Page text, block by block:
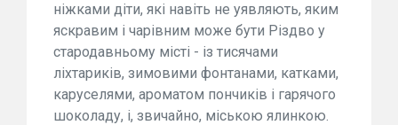
ніжками діти, які навіть не уявляють, яким
яскравим і чарівним може бути Різдво у
стародавньому місті - із тисячами
ліхтариків, зимовими фонтанами, катками,
каруселями, ароматом пончиків і гарячого
шоколаду, і, звичайно, міською ялинкою.